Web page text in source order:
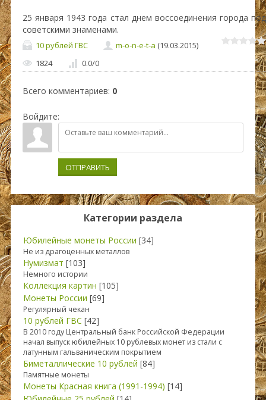
25 января 1943 года стал днем воссоединения города под
советскими знаменами.
10 рублей ГВС m-o-n-e-t-a (19.03.2015)
1824
0.0/0
Всего комментариев: 0
Войдите:
ОТПРАВИТЬ
Категории раздела
Юбилейные монеты России [34]
Не из драгоценных металлов
Нумизмат [103]
Немного истории
Коллекция картин [105]
Монеты России [69]
Регулярный чекан
10 рублей ГВС [42]
В 2010 году Центральный банк Российской Федерации
начал выпуск юбилейных 10 рублевых монет из стали с
латунным гальваническим покрытием
Биметаллические 10 рублей [84]
Памятные монеты
Монеты Красная книга (1991-1994) [14]